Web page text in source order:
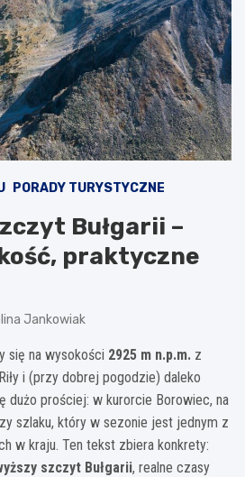
PORADY TURYSTYCZNE
Bułgarii –
praktyczne
Jankowiak
się na wysokości 2925 m n.p.m. z
i (przy dobrej pogodzie) daleko
dużo prościej: w kurorcie Borowiec, na
szlaku, który w sezonie jest jednym z
w kraju. Ten tekst zbiera konkrety:
szczyt Bułgarii, realne czasy